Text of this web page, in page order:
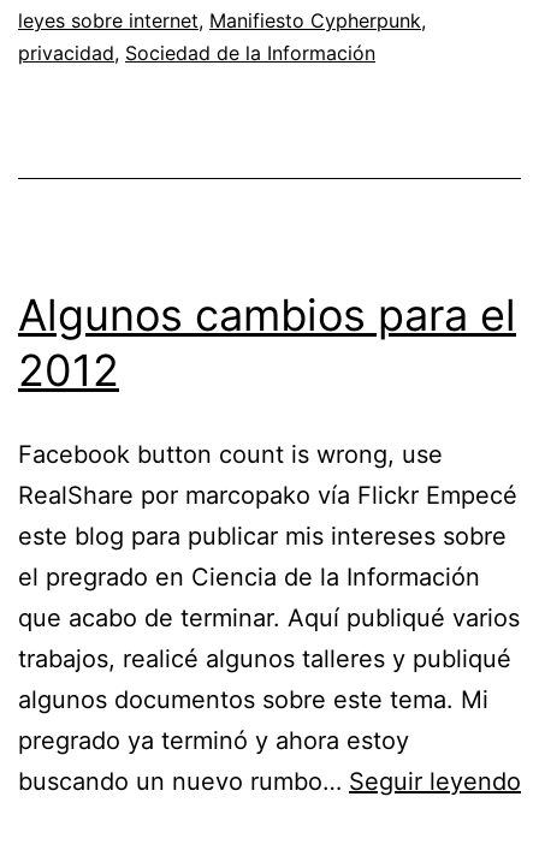
leyes sobre internet, Manifiesto Cypherpunk,
privacidad, Sociedad de la Información
Algunos cambios para el
2012
Facebook button count is wrong, use
RealShare por marcopako vía Flickr Empecé
este blog para publicar mis intereses sobre
el pregrado en Ciencia de la Información
que acabo de terminar. Aquí publiqué varios
trabajos, realicé algunos talleres y publiqué
algunos documentos sobre este tema. Mi
pregrado ya terminó y ahora estoy
buscando un nuevo rumbo… Seguir leyendo